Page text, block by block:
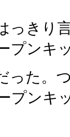
っきり
プンキ
った。
プンキ